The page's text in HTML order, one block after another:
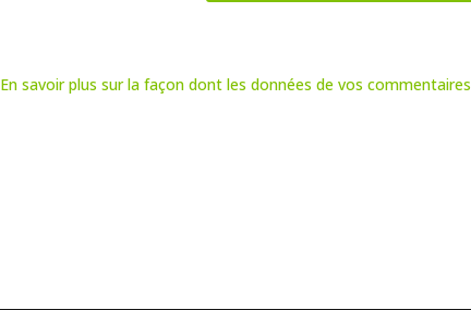
En savoir plus sur la façon dont les données de vos commentaires